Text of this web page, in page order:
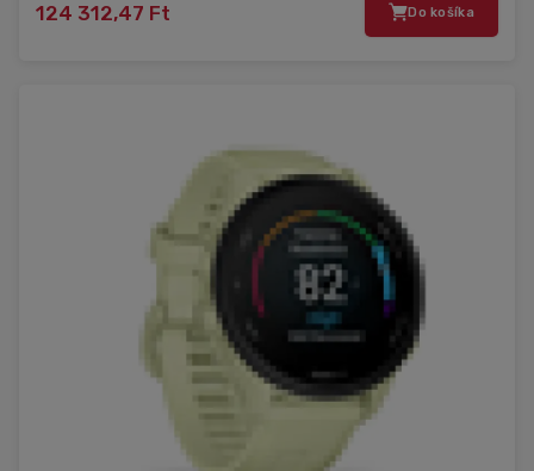
124 312,47 Ft Do košíka